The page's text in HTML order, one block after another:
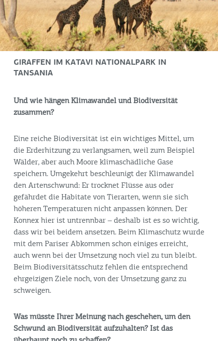
GIRAFFEN IM KATAVI NATIONALPARK IN
TANSANIA
Und wie hängen Klimawandel und Biodiversität
zusammen?
Eine reiche Biodiversität ist ein wichtiges Mittel, um
die Erderhitzung zu verlangsamen, weil zum Beispiel
Wälder, aber auch Moore klimaschädliche Gase
speichern. Umgekehrt beschleunigt der Klimawandel
den Artenschwund: Er trocknet Flüsse aus oder
gefährdet die Habitate von Tierarten, wenn sie sich
höheren Temperaturen nicht anpassen können. Der
Konnex hier ist untrennbar – deshalb ist es so wichtig,
dass wir bei beidem ansetzen. Beim Klimaschutz wurde
mit dem Pariser Abkommen schon einiges erreicht,
auch wenn bei der Umsetzung noch viel zu tun bleibt.
Beim Biodiversitätsschutz fehlen die entsprechend
ehrgeizigen Ziele noch, von der Umsetzung ganz zu
schweigen.
Was müsste Ihrer Meinung nach geschehen, um den
Schwund an Biodiversität aufzuhalten? Ist das